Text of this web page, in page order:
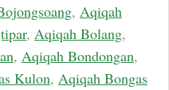
, Aqiqah
, Aqiqah Bolang,
, Aqiqah Bondongan,
Kulon, Aqiqah Bongas